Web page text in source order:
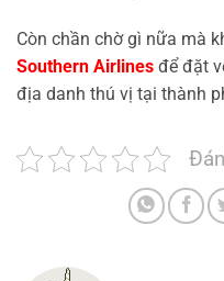
Còn chần chờ gì nữa mà
Southern Airlines để đặt
địa danh thú vị tại thành